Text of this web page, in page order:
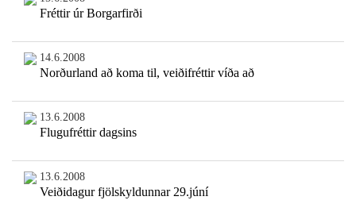
Fréttir úr Borgarfirði
14.6.2008
Norðurland að koma til, veiðifréttir víða að
13.6.2008
Flugufréttir dagsins
13.6.2008
Veiðidagur fjölskyldunnar 29.júní